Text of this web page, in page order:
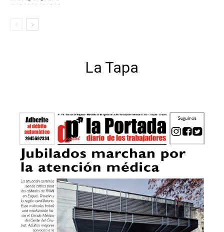
La Tapa